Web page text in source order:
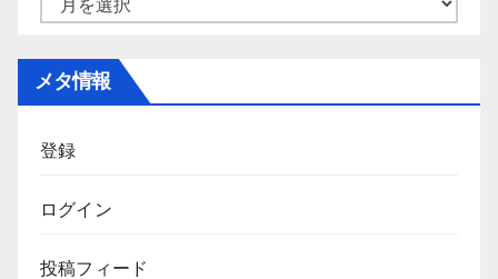
メタ情報
登録
ログイン
投稿フィード